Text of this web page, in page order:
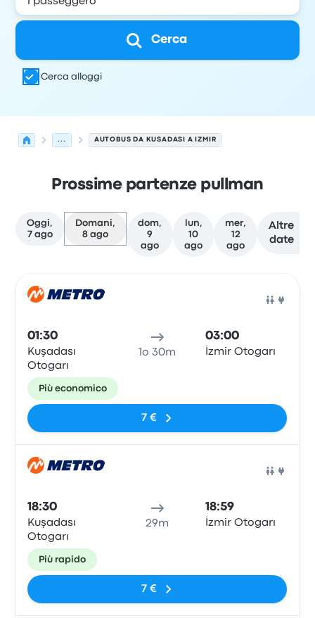
Cerca
Cerca alloggi
... AUTOBUS DA KUSADASI A IZMIR
Prossime partenze pullman
Oggi,
7 ago
Domani,
8 ago
dom,
9
ago
lun,
10
ago
mer,
12
ago
Altre
date
01:30
Kuşadası
Otogarı
1o 30m
03:00
İzmir Otogarı
Più economico
7 €
18:30
Kuşadası
Otogarı
29m
18:59
İzmir Otogarı
Più rapido
7 €